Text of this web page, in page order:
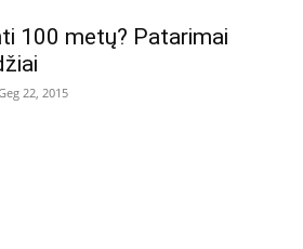
100 metų? Patarimai
22, 2015